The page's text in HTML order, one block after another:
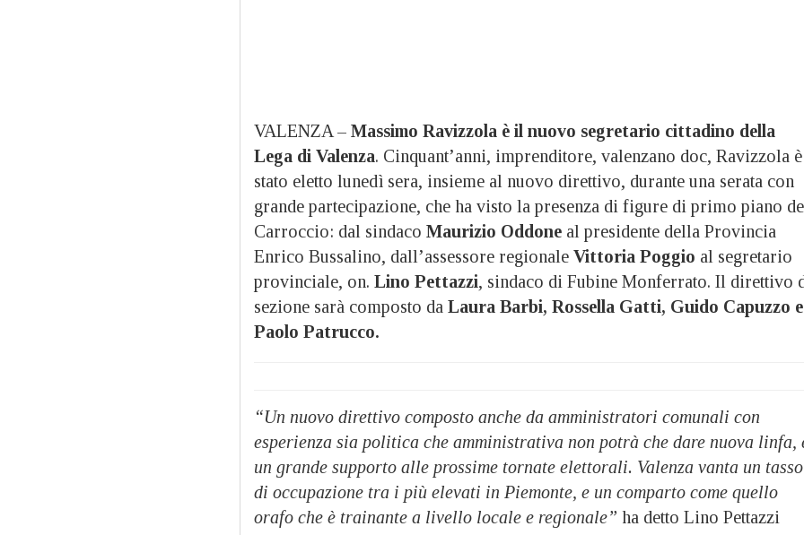
VALENZA – Massimo Ravizzola è il nuovo segretario cittadino della
Lega di Valenza. Cinquant’anni, imprenditore, valenzano doc, Ravizzola è
stato eletto lunedì sera, insieme al nuovo direttivo, durante una serata con
grande partecipazione, che ha visto la presenza di figure di primo piano
Carroccio: dal sindaco Maurizio Oddone al presidente della Provincia
Enrico Bussalino, dall’assessore regionale Vittoria Poggio al segretario
provinciale, on. Lino Pettazzi, sindaco di Fubine Monferrato. Il direttivo
sezione sarà composto da Laura Barbi, Rossella Gatti, Guido Capuzzo e
Paolo Patrucco.
“Un nuovo direttivo composto anche da amministratori comunali con
esperienza sia politica che amministrativa non potrà che dare nuova linfa,
un grande supporto alle prossime tornate elettorali. Valenza vanta un tasso
di occupazione tra i più elevati in Piemonte, e un comparto come quello
orafo che è trainante a livello locale e regionale” ha detto Lino Pettazzi